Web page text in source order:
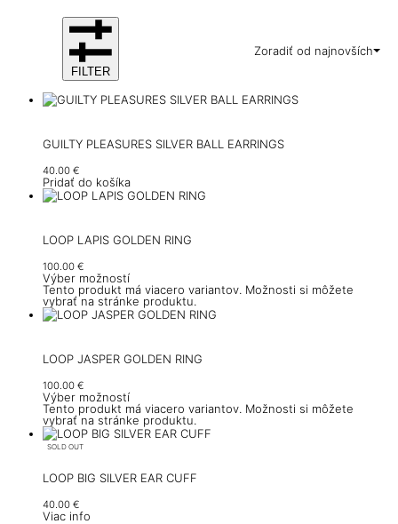
Zoradiť od najnovších
FILTER
GUILTY PLEASURES SILVER BALL EARRINGS
40.00 €
Pridať do košíka
LOOP LAPIS GOLDEN RING
100.00 €
Výber možností
Tento produkt má viacero variantov. Možnosti si môžete
vybrať na stránke produktu.
LOOP JASPER GOLDEN RING
100.00 €
Výber možností
Tento produkt má viacero variantov. Možnosti si môžete
vybrať na stránke produktu.
SOLD OUT
LOOP BIG SILVER EAR CUFF
40.00 €
Viac info